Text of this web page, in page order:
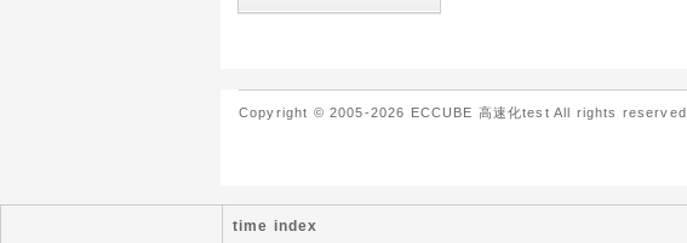
Copyright © 2005-2026 ECCUBE 高速化test All rights reserved.
time index